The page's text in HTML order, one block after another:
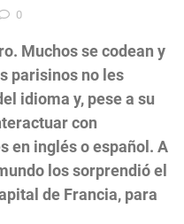
0
Muchos se codean y
parisinos no les
idioma y, pese a su
con
en inglés o español. A
los sorprendió el
de Francia, para